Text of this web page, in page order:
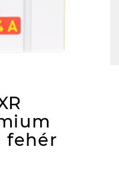
fehér